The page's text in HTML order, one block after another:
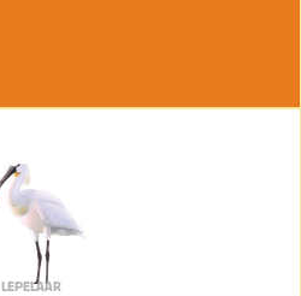
LEPELAAR